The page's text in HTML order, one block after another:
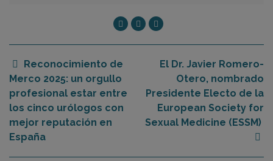
Reconocimiento de
Merco 2025: un orgullo
profesional estar entre
los cinco urólogos con
mejor reputación en
España
El Dr. Javier Romero-
Otero, nombrado
Presidente Electo de la
European Society for
Sexual Medicine (ESSM)